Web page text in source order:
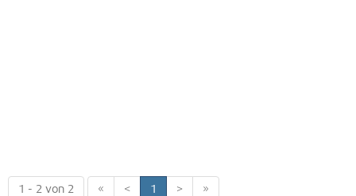
1 - 2 von 2 « < 1 > »